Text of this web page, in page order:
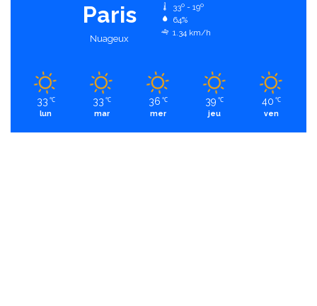
Paris
Nuageux
33º - 19º
64%
1.34 km/h
33 ℃
lun
33 ℃
mar
36 ℃
mer
39 ℃
jeu
40 ℃
ven